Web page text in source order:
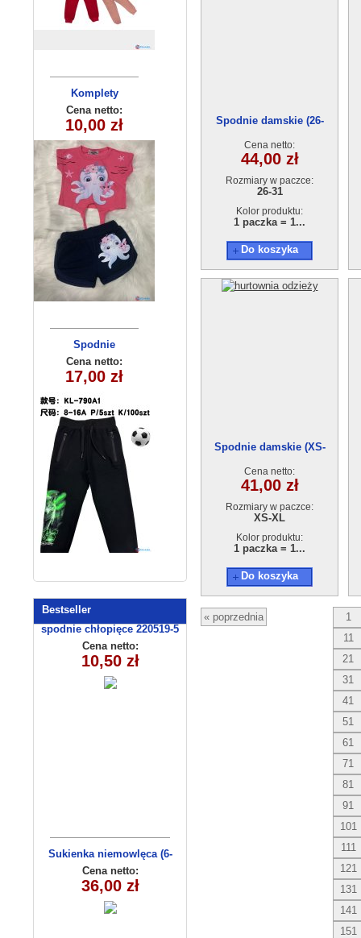
Komplety
dziecięce (1-4
) 4szt
Cena netto:
10,00 zł
Spodnie
dziecięce
KL-790A1
Cena netto:
17,00 zł
Komplet
chlopiecy 5567
(3-6) 4szt
Cena netto:
17,00 zł
Komplet
dziewczęcy
5570(3-6) 4szt
Cena netto:
17,00 zł
Bestseller
spodnie chłopięce 220519-5
(1- 4) 4 szt
Cena netto:
10,50 zł
Sukienka niemowlęca (6-
36msc) C3009-1
Cena netto:
36,00 zł
Spodnie damskie (26-
Cena netto:
44,00 zł
Rozmiary w paczce:
26-31
Kolor produktu:
1 paczka = 1...
Do koszyka
Spodnie damskie (XS-
Cena netto:
41,00 zł
Rozmiary w paczce:
XS-XL
Kolor produktu:
1 paczka = 1...
Do koszyka
« poprzednia
1
11
21
31
41
51
61
71
81
91
101
111
121
131
141
151